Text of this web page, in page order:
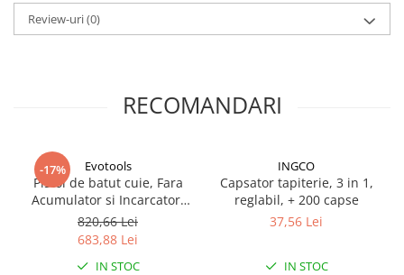
Lampi Spate cu Bec & Triple
Lampi Spate LED & Triple
Proiectoare de lucru si marsarier
Off Road
Proiectoare Full LED
Proiectoare Halogen plus LED
Dispozitive Avertizare
Tip: capse pentru plastic
caroseriei și interiorului
caroserie
Greutate: 0,672 kg
Dimensiuni: 28x5x18 cm
Review-uri(0)
RECOMANDARI
-17% Evotools
Pistol de batut cuie, Fara
Acumulator si Incarcator,
20V, 60 buc/min, Cuie 50
mm, Capse 40 mm
820,66 Lei
683,88 Lei
IN STOC
INGCO
Capsator tapiterie, 3 in 1,
reglabil, + 200 capse
37,56 Lei
IN STOC